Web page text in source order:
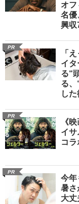
オフ
名優
興収
PR
「
イ
る“
る、
し
PR
《
イサ
コラ
PR
今年
暑さ
大丈